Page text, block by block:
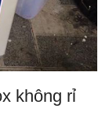
không rỉ